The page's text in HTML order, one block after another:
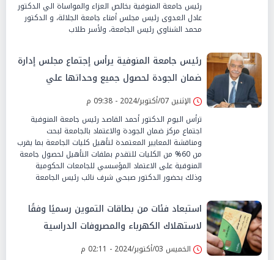
رئيس جامعة المنوفية بخالص العزاء والمواساة الي الدكتور
عادل العدوى رئيس مجلس أمناء جامعة الجلالة، و الدكتور
محمد الشناوي رئيس الجامعة، ولأسر طلاب
رئيس جامعة المنوفية يرأس إجتماع مجلس إدارة
ضمان الجودة لحصول جميع وحداتها علي
الإعتماد المؤسسي
الإثنين 07/أكتوبر/2024 - 09:38 م
ترأس اليوم الدكتور أحمد القاصد رئيس جامعة المنوفية
اجتماع مركز ضمان الجودة والاعتماد بالجامعة لبحث
ومناقشة المعايير المعتمدة لتأهيل كليات الجامعة بما يقرب
من 60% من الكليات للتقدم بملفات التأهيل لحصول جامعة
المنوفية على الاعتماد المؤسسي للجامعات الحكومية
وذلك بحضور الدكتور صبحي شرف نائب رئيس الجامعة
استبعاد فئات من بطاقات التموين رسميًا وفقًا
لاستهلاك الكهرباء والمصروفات الدراسية
وفواتير الهاتف
الخميس 03/أكتوبر/2024 - 02:11 م